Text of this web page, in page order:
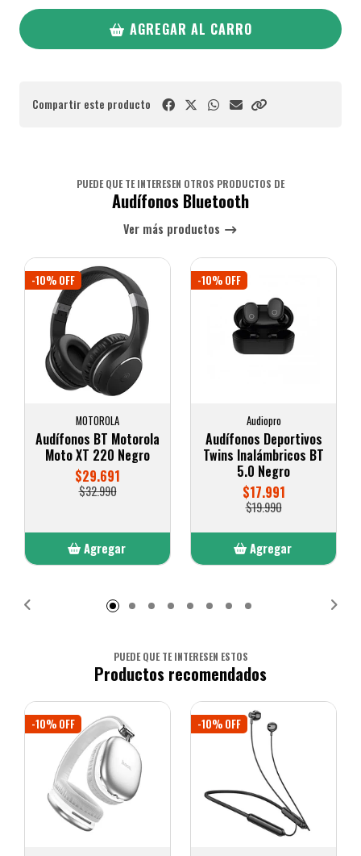
AGREGAR AL CARRO
Compartir este producto
PUEDE QUE TE INTERESEN OTROS PRODUCTOS DE
Audífonos Bluetooth
Ver más productos
-10% OFF
MOTOROLA
Audífonos BT Motorola
Moto XT 220 Negro
$29.691
$32.990
Agregar
-10% OFF
Audiopro
Audífonos Deportivos
Twins Inalámbricos BT
5.0 Negro
$17.991
$19.990
Agregar
PUEDE QUE TE INTERESEN ESTOS
Productos recomendados
-10% OFF -10% OFF